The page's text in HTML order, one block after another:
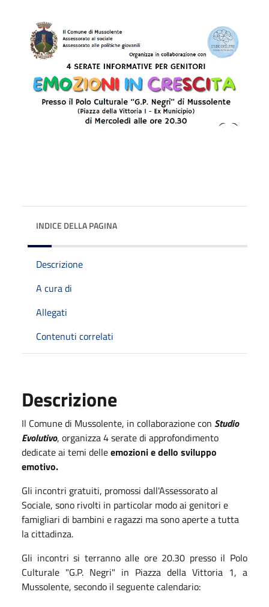
INDICE DELLA PAGINA
Descrizione
A cura di
Allegati
Contenuti correlati
Descrizione
Il Comune di Mussolente, in collaborazione con Studio
Evolutivo, organizza 4 serate di approfondimento
dedicate ai temi delleemozioni e dello sviluppo
emotivo.
Gli incontri gratuiti, promossi dall'Assessorato al
Sociale, sono rivolti in particolar modo ai genitori e
famigliari di bambini e ragazzi ma sono aperte a tutta
la cittadinza.
Gli incontri si terranno alle ore 20.30 presso il Polo
Culturale "G.P. Negri" in Piazza della Vittoria 1, a
Mussolente, secondo il seguente calendario: